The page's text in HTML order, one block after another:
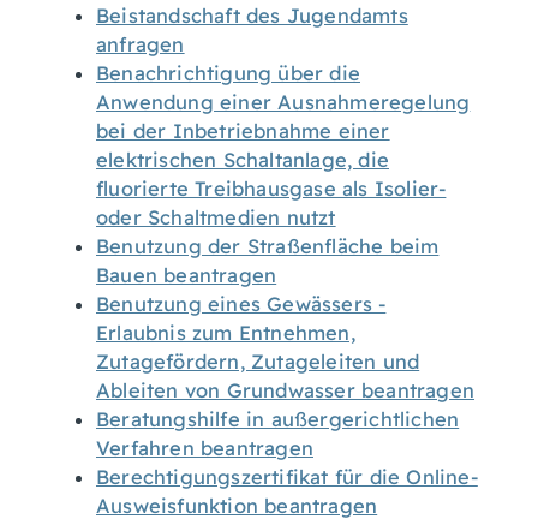
Beistandschaft des Jugendamts
anfragen
Benachrichtigung über die
Anwendung einer Ausnahmeregelung
bei der Inbetriebnahme einer
elektrischen Schaltanlage, die
fluorierte Treibhausgase als Isolier-
oder Schaltmedien nutzt
Benutzung der Straßenfläche beim
Bauen beantragen
Benutzung eines Gewässers -
Erlaubnis zum Entnehmen,
Zutagefördern, Zutageleiten und
Ableiten von Grundwasser beantragen
Beratungshilfe in außergerichtlichen
Verfahren beantragen
Berechtigungszertifikat für die Online-
Ausweisfunktion beantragen